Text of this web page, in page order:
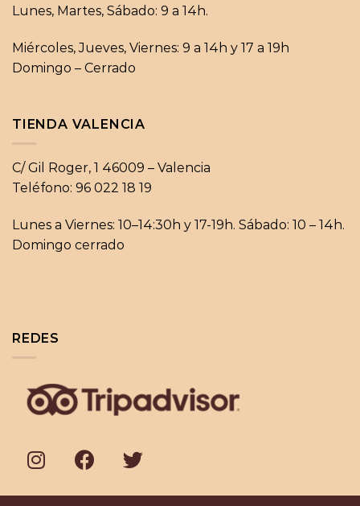
Lunes, Martes, Sábado: 9 a 14h.
Miércoles, Jueves, Viernes: 9 a 14h y 17 a 19h
Domingo – Cerrado
TIENDA VALENCIA
C/ Gil Roger, 1 46009 – Valencia
Teléfono: 96 022 18 19
Lunes a Viernes: 10–14:30h y 17-19h. Sábado: 10 – 14h.
Domingo cerrado
REDES